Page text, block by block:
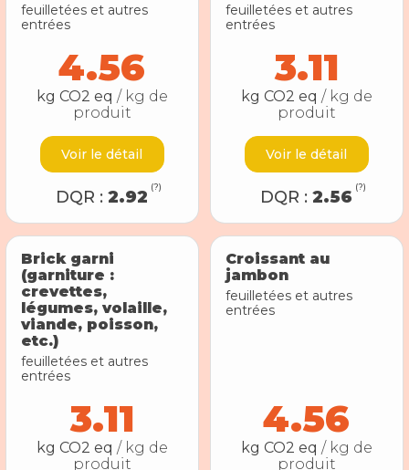
feuilletées et autres
entrées
4.56
kg CO2 eq / kg de
produit
Voir le détail
DQR :2.92
(?)
feuilletées et autres
entrées
3.11
kg CO2 eq / kg de
produit
Voir le détail
DQR :2.56
(?)
Brick garni
(garniture :
crevettes,
légumes, volaille,
viande, poisson,
etc.)
feuilletées et autres
entrées
3.11
kg CO2 eq / kg de
produit
Croissant au
jambon
feuilletées et autres
entrées
4.56
kg CO2 eq / kg de
produit